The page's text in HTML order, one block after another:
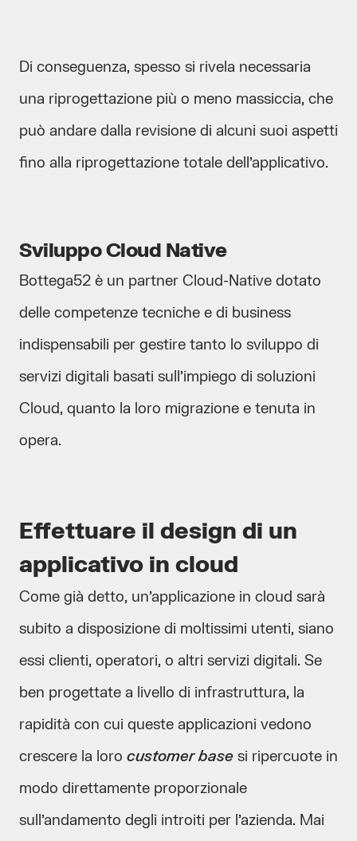
Di conseguenza, spesso si rivela necessaria
una riprogettazione più o meno massiccia, che
può andare dalla revisione di alcuni suoi aspetti
fino alla riprogettazione totale dell’applicativo.
Sviluppo Cloud Native
Bottega52 è un partner Cloud-Native dotato
delle competenze tecniche e di business
indispensabili per gestire tanto lo sviluppo di
servizi digitali basati sull’impiego di soluzioni
Cloud, quanto la loro migrazione e tenuta in
opera.
Effettuare il design di un
applicativo in cloud
Come già detto, un’applicazione in cloud sarà
subito a disposizione di moltissimi utenti, siano
essi clienti, operatori, o altri servizi digitali. Se
ben progettate a livello di infrastruttura, la
rapidità con cui queste applicazioni vedono
crescere la loro customer base si ripercuote in
modo direttamente proporzionale
sull’andamento degli introiti per l’azienda. Mai